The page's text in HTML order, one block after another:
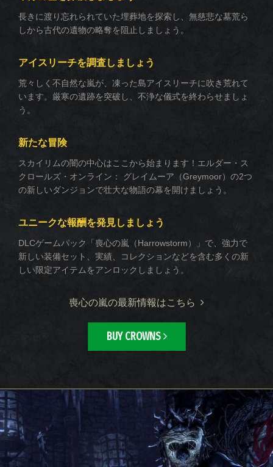
長きに渡り忘れられていた埋葬地を探索し、無慈悲な墓荒ら
しから古代の遺物の略奪を阻止しましょう。
アイスリーチを調査しましょう
荒々しく不自然な嵐が、凍った島アイスリーチに吹き荒れて
います。厳寒の遺跡を突破し、不浄な儀式を終わらせましょ
う。
新たな冒険
スカイリムの闇の中心はここから始まります！エルダー・ス
クロールズ・オンライン： グレイムーア（Greymoor）の2つ
の新しいダンジョンで壮大な物語の幕を開けましょう。
ユニークな報酬を発見しましょう
DLCゲームパック「喪心の嵐（Harrowstorm）」で、強力で
新しい装備セット、実績、コレクションなどを含む多くの新
しい限定アイテムをアンロックしましょう。
喪心の嵐の最新情報はこちら
BUY CROWNS